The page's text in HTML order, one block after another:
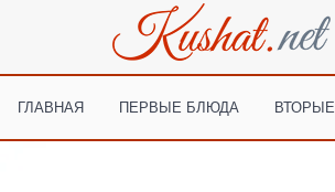
ГЛАВНАЯ ПЕРВЫЕ БЛЮДА